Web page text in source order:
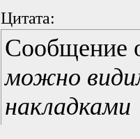
Цитата:
Сообщение
можно
накладками